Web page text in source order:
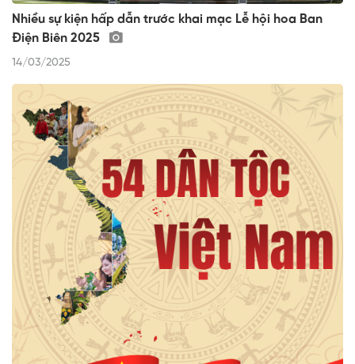
Nhiều sự kiện hấp dẫn trước khai mạc Lễ hội hoa Ban
Điện Biên 2025
14/03/2025